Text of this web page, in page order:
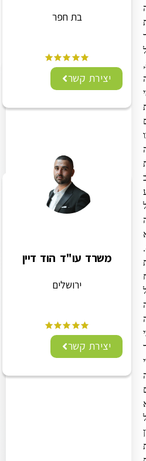
בת חפר
יצירת קשר
משרד עו"ד הוד דיין
ירושלים
יצירת קשר